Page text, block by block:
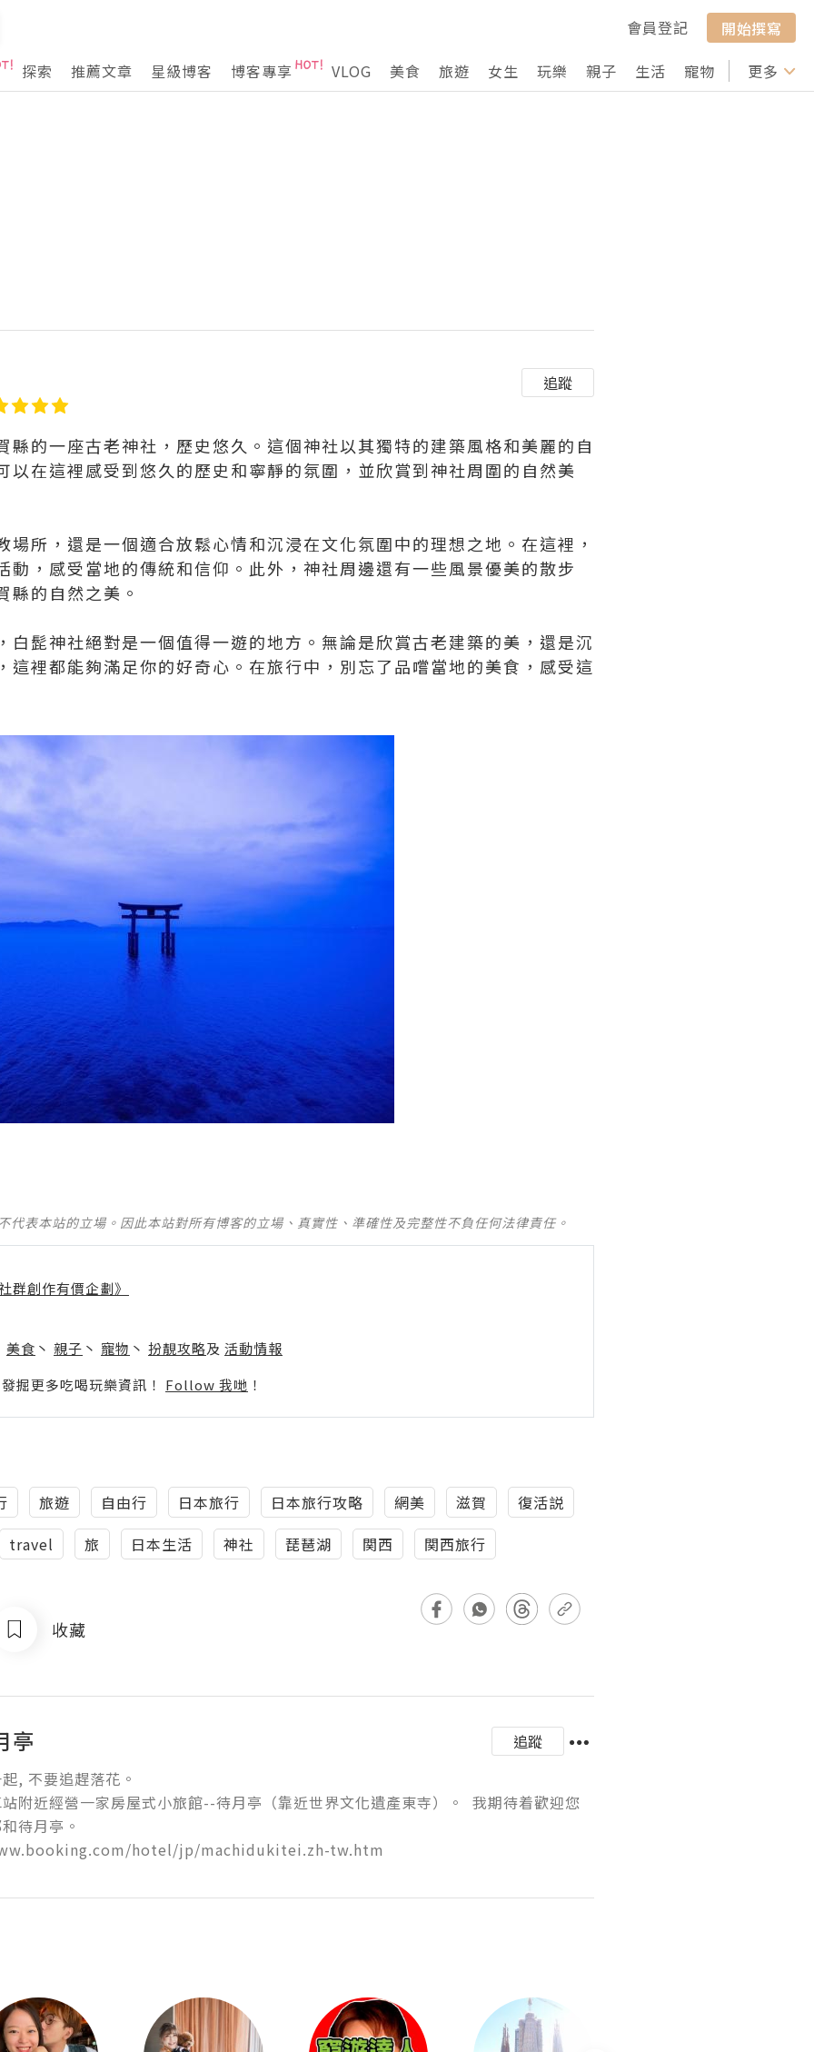
會員登記
開始撰寫
探索
推薦文章 星級博客 博客專享 VLOG 美食 旅遊 女生 玩樂 親子 生活 寵物 行山 打卡
更多
追蹤
縣的一座古老神社，歷史悠久。這個神社以其獨特的建築風格和美麗的自
以在這裡感受到悠久的歷史和寧靜的氛圍，並欣賞到神社周圍的自然美
場所，還是一個適合放鬆心情和沉浸在文化氛圍中的理想之地。在這裡，
動，感受當地的傳統和信仰。此外，神社周邊還有一些風景優美的散步
縣的自然之美。
白髭神社絕對是一個值得一遊的地方。無論是欣賞古老建築的美，還是沉
這裡都能夠滿足你的好奇心。在旅行中，別忘了品嚐當地的美食，感受這
代表本站的立場。因此本站對所有博客的立場、真實性、準確性及完整性不負任何法律責任。
群創作有價企劃》
美食 丶 親子 丶 寵物 丶 扮靚攻略及 活動情報
掘更多吃喝玩樂資訊！ Follow 我哋 ！
旅遊 自由行 日本旅行 日本旅行攻略 網美 滋賀
復活説
travel
旅 日本生活 神社 琵琶湖 関西 関西旅行
收藏
亭
追蹤
, 不要追趕落花。
附近經營一家房屋式小旅館--待月亭（靠近世界文化遺產東寺）。  我期待着歡迎您
待月亭。
hotel/jp/machidukitei.zh-tw.htm